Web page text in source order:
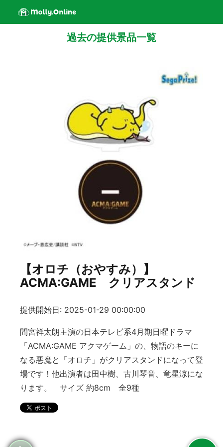
過去の提供景品一覧
【オロチ（おやすみ）】
ACMA:GAME クリアスタンド
提供開始日: 2025-01-29 00:00:00
間宮祥太朗主演の日本テレビ系4月期日曜ドラマ
「ACMA:GAME アクマゲーム」の、物語のキーに
なる悪魔と「オロチ」がクリアスタンドになって登
場です！他出演者は田中樹、古川琴音、竜星涼にな
ります。 サイズ 約8cm 全9種